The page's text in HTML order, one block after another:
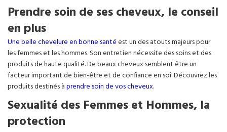
Prendre soin de ses cheveux, le conseil
en plus
Une belle chevelure en bonne santéest un des atouts majeurs pour
les femmes et les hommes. Son entretien nécessite des soins et des
produits de haute qualité. De beaux cheveux semblent être un
facteur important de bien-être et de confiance en soi. Découvrez les
produits destinés àprendre soin de vos cheveux.
Sexualité des Femmes et Hommes, la
protection